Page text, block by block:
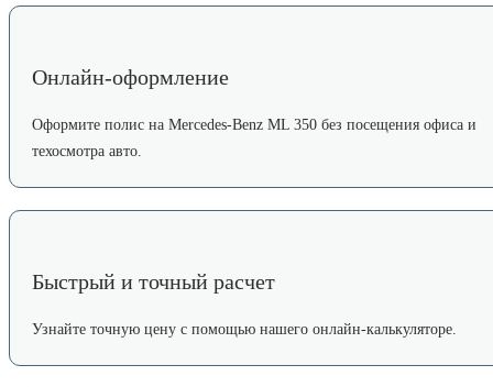
Онлайн-оформление
Оформите полис на Mercedes-Benz ML 350 без посещения офиса и
техосмотра авто.
Быстрый и точный расчет
Узнайте точную цену с помощью нашего онлайн-калькуляторе.